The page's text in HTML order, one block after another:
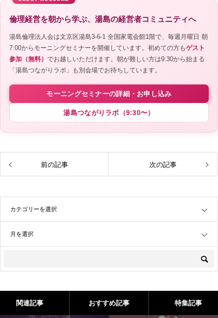
倫理経営を朝から学ぶ、湯島の経営者コミュニティへ
湯島倫理法人会は文京区湯島3-6-1 全国家電会館1階で、毎週月曜日 朝
7:00からモーニングセミナーを開催しています。初めての方もゲスト
参加（無料） でお越しいただけます。朝が難しい方は9:30から始まる
「湯島つながりラボ」も別会場でお待ちしています。
モーニングセミナーの詳細・お申し込み
湯島つながりラボ（9:30〜）
前の記事 次の記事
関連記事 おすすめ記事 特集記事